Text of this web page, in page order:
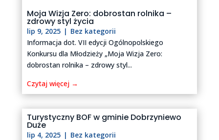
Moja Wizja Zero: dobrostan rolnika –
zdrowy styl życia
lip 9, 2025 | Bez kategorii
Informacja dot. VII edycji Ogólnopolskiego
Konkursu dla Młodzieży „Moja Wizja Zero:
dobrostan rolnika – zdrowy styl...
Czytaj więcej →
Turystyczny BOF w gminie Dobrzyniewo
Duże
lip 4, 2025 | Bez kategorii